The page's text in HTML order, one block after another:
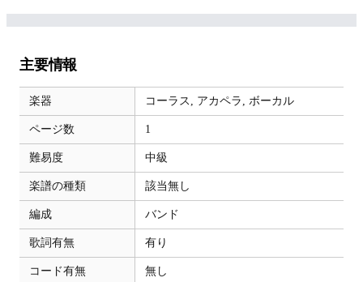
主要情報
楽器 コーラス, アカペラ, ボーカル
ページ数 1
難易度 中級
楽譜の種類 該当無し
編成 バンド
歌詞有無 有り
コード有無 無し